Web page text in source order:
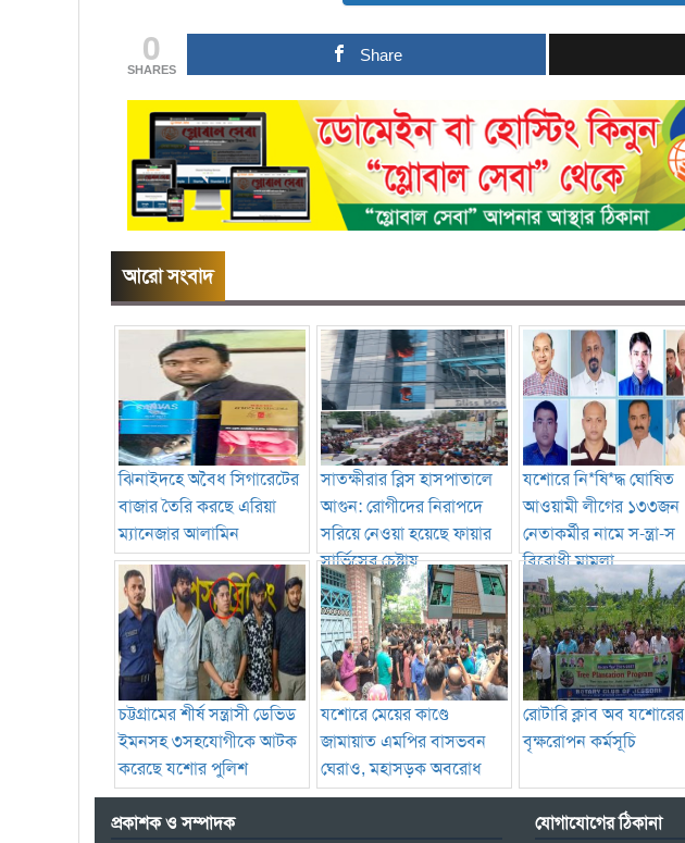
0
SHARES
Share
আরো সংবাদ
ঝিনাইদহে অবৈধ সিগারেটের
বাজার তৈরি করছে এরিয়া
ম্যানেজার আলামিন
সাতক্ষীরার ব্লিস হাসপাতালে
আগুন: রোগীদের নিরাপদে
সরিয়ে নেওয়া হয়েছে ফায়ার
সার্ভিসের চেষ্টায়
যশোরে নি*ষি*দ্ধ ঘোষিত
আওয়ামী লীগের ১৩৩জন
নেতাকর্মীর নামে স-ন্ত্রা-স
বিরোধী মামলা
চট্টগ্রামের শীর্ষ সন্ত্রাসী ডেভিড
ইমনসহ ৩সহযোগীকে আটক
করেছে যশোর পুলিশ
যশোরে মেয়ের কাণ্ডে
জামায়াত এমপির বাসভবন
ঘেরাও, মহাসড়ক অবরোধ
রোটারি ক্লাব অব যশোরের
বৃক্ষরোপন কর্মসূচি
প্রকাশক ও সম্পাদক যোগাযোগের ঠিকানা